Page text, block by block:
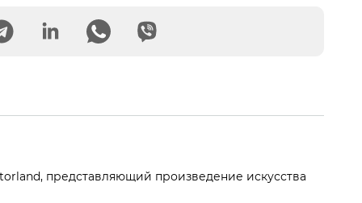
представляющий произведение искусства